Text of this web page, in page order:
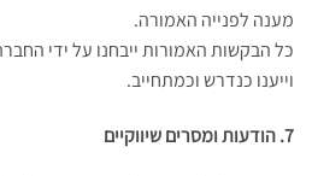
מענה לפנייה האמורה.
כל הבקשות האמורות ייבחנו על ידי
וייענו כנדרש וכמתחייב.
7. הודעות ומסרים שיווקיים